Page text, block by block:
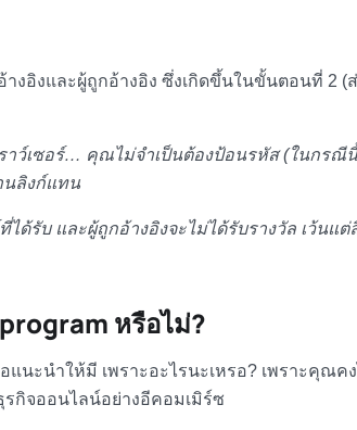
างอิงและผู้ถูกอ้างอิง ซึ่งเกิดขึ้นในขั้นตอนที่ 2 (
าว์เซอร์… คุณไม่จำเป็นต้องป้อนรหัส (ในกรณี
นลิงก์แทน
ด้รับ และผู้ถูกอ้างอิงจะไม่ได้รับรางวัล เว้นแต่
หรือไม่?
แนะนำให้มี เพราะอะไรนะเหรอ? เพราะคุณค
กิจออนไลน์อย่างอีคอมเมิร์ซ